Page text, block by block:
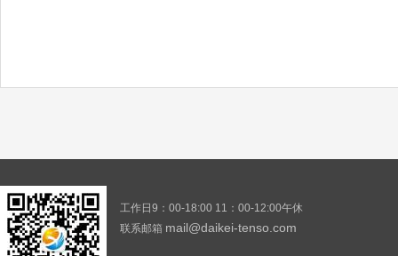
工作日9：00-18:00 11：00-12:00午休
联系邮箱 mail@daikei-tenso.com